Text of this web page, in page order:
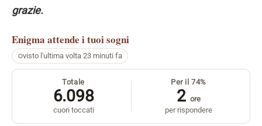
grazie.
Enigma attende i tuoi sogni
visto l'ultima volta 23 minuti fa
Totale
6.098
cuori toccati
Per il 74%
2 ore
per rispondere